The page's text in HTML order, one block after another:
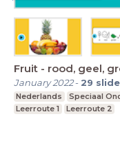
Fruit - rood, geel,
January 2022- 29
Nederlands Speciaal
Leerroute 1
Leerroute 2